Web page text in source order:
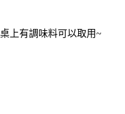
桌上有調味料可以取用~